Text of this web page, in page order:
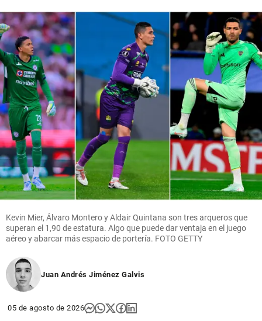
Kevin Mier, Álvaro Montero y Aldair Quintana son tres arqueros que
superan el 1,90 de estatura. Algo que puede dar ventaja en el juego
aéreo y abarcar más espacio de portería. FOTO GETTY
Juan Andrés Jiménez Galvis
05 de agosto de 2026